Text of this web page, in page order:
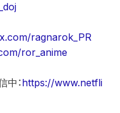
ragnarok_PR
ror_anime
：https://www.netfli